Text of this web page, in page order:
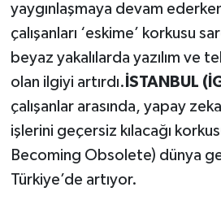
yaygınlaşmaya devam
çalışanları ‘eskime’ korkusu
beyaz yakalılarda yazılım ve
olan ilgiyi artırdı. İSTANBUL
çalışanlar arasında, yapay
işlerini geçersiz kılacağı
Becoming Obsolete) dünya
Türkiye’de artıyor.